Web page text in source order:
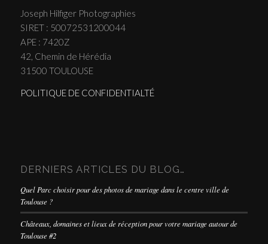
Joseph Hilfiger Photographies
SIRET : 50072531200044
APE : 7420Z
42, Chemin de Hérédia
31500 TOULOUSE
POLITIQUE DE CONFIDENTIALTÉ
DERNIERS ARTICLES DU BLOG…
Quel Parc choisir pour des photos de mariage dans le centre ville de
Toulouse ?
Châteaux, domaines et lieux de réception pour votre mariage autour de
Toulouse #2